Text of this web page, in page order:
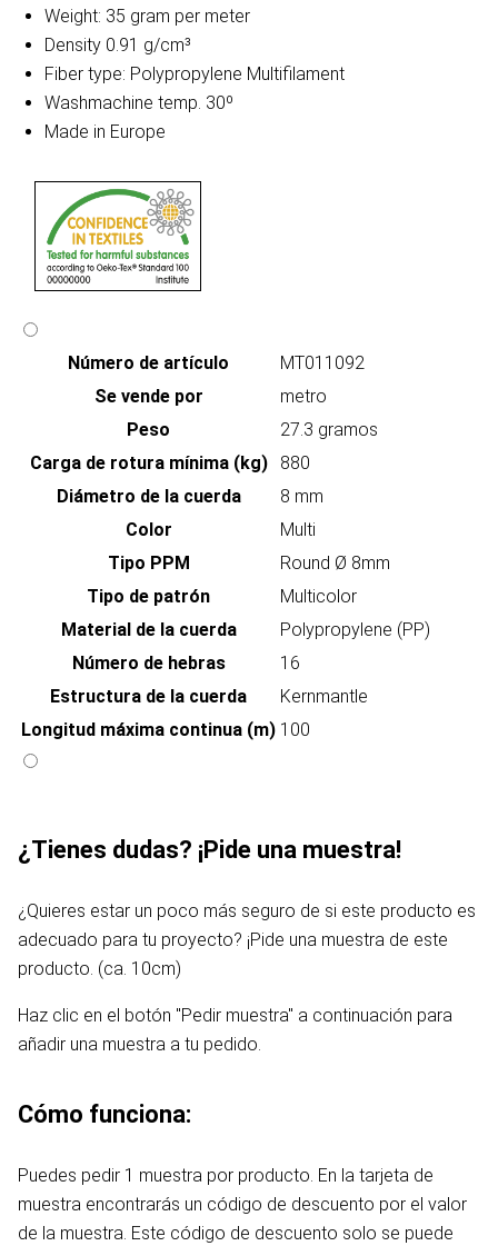
Weight: 35 gram per meter
Density 0.91 g/cm³
Fiber type: Polypropylene Multifilament
Washmachine temp. 30º
Made in Europe
Número de artículo
MT011092
Se vende por
metro
Peso
27.3 gramos
Carga de rotura mínima (kg)
880
Diámetro de la cuerda
8 mm
Color
Multi
Tipo PPM
Round Ø 8mm
Tipo de patrón
Multicolor
Material de la cuerda
Polypropylene (PP)
Número de hebras
16
Estructura de la cuerda
Kernmantle
Longitud máxima continua (m) 100
¿Tienes dudas? ¡Pide una muestra!
¿Quieres estar un poco más seguro de si este producto es
adecuado para tu proyecto? ¡Pide una muestra de este
producto. (ca. 10cm)
Haz clic en el botón "Pedir muestra" a continuación para
añadir una muestra a tu pedido.
Cómo funciona:
Puedes pedir 1 muestra por producto. En la tarjeta de
muestra encontrarás un código de descuento por el valor
de la muestra. Este código de descuento solo se puede